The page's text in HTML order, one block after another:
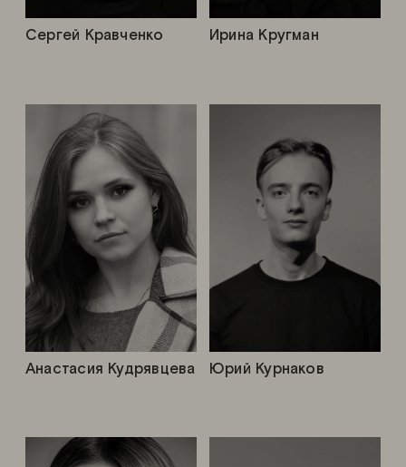
Ирина Кругман
Юрий Курнаков
Сергей Кравченко
Анастасия Кудрявцева